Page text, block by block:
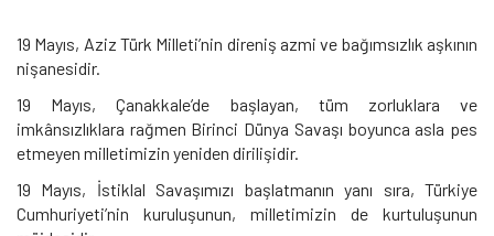
19 Mayıs, Aziz Türk Milleti’nin direniş azmi ve bağımsızlık aşkının
nişanesidir.
19 Mayıs, Çanakkale’de başlayan, tüm zorluklara ve
imkânsızlıklara rağmen Birinci Dünya Savaşı boyunca asla pes
etmeyen milletimizin yeniden dirilişidir.
19 Mayıs, İstiklal Savaşımızı başlatmanın yanı sıra, Türkiye
Cumhuriyeti’nin kuruluşunun, milletimizin de kurtuluşunun